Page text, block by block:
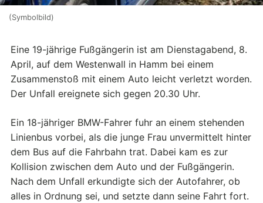
(Symbolbild)
Eine 19-jährige Fußgängerin ist am Dienstagabend, 8.
April, auf dem Westenwall in Hamm bei einem
Zusammenstoß mit einem Auto leicht verletzt worden.
Der Unfall ereignete sich gegen 20.30 Uhr.
Ein 18-jähriger BMW-Fahrer fuhr an einem stehenden
Linienbus vorbei, als die junge Frau unvermittelt hinter
dem Bus auf die Fahrbahn trat. Dabei kam es zur
Kollision zwischen dem Auto und der Fußgängerin.
Nach dem Unfall erkundigte sich der Autofahrer, ob
alles in Ordnung sei, und setzte dann seine Fahrt fort.